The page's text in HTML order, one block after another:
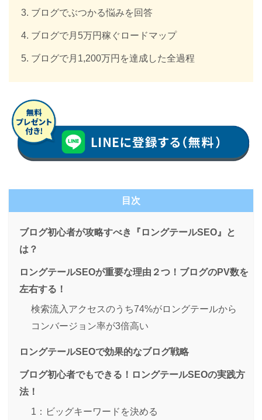
ブログでぶつかる悩みを回答
ブログで月5万円稼ぐロードマップ
ブログで月1,200万円を達成した全過程
目次
ブログ初心者が攻略すべき『ロングテールSEO』と
は？
ロングテールSEOが重要な理由２つ！ブログのPV数を
左右する！
検索流入アクセスのうち74%がロングテールから
コンバージョン率が3倍高い
ロングテールSEOで効果的なブログ戦略
ブログ初心者でもできる！ロングテールSEOの実践方
法！
1：ビッグキーワードを決める